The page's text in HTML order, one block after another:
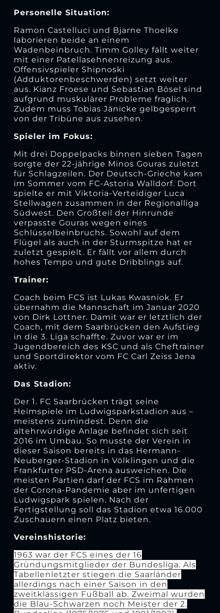
Personelle Situation:
Ramon Castelluci und Bjarne Thoelke
laborieren beide an einem
Wadenbeinbruch. Timm Golley fällt weiter
mit einer Patellasehnenreizung aus.
Offensivspieler Shipnoski
(Adduktorenbeschwerden) setzt weiter
aus. Kianz Froese und Sebastian Bösel sind
aufgrund muskulärer Probleme fraglich.
Zudem muss Tobias Jänicke gelbgesperrt
von der Tribüne aus zusehen.
Spieler im Fokus:
Mit drei Doppelpacks binnen sieben Tagen
sorgte der 22-jährige Minos Gouras zuletzt
für Schlagzeilen. Der Deutsch-Grieche kam
im Sommer vom FC-Astoria Walldorf. Dort
spielte er mit Viktoria-Verteidiger Luca
Stellwagen zusammen in der Regionalliga
Südwest. Den Großteil der Hinrunde
verpasste Gouras wegen eines
Schlüsselbeinbruchs. Sowohl auf dem
Flügel als auch in der Sturmspitze hat er
zuletzt gespielt. Er fällt vor allem durch
hohes Tempo und gute Dribblings auf.
Trainer:
Coach beim FCS ist Lukas Kwasniok. Er
übernahm die Mannschaft im Januar 2020
von Dirk Lottner. Damit war er letztlich der
Coach, mit dem Saarbrücken den Aufstieg
in die 3. Liga schaffte. Zuvor war er im
Jugendbereich des KSC und als Cheftrainer
und Sportdirektor vom FC Carl Zeiss Jena
aktiv.
Das Stadion:
Der 1. FC Saarbrücken trägt seine
Heimspiele im Ludwigsparkstadion aus –
meistens zumindest. Denn die
altehrwürdige Anlage befindet sich seit
2016 im Umbau. So musste der Verein in
dieser Saison bereits in das Hermann-
Neuberger-Stadion in Völklingen und die
Frankfurter PSD-Arena ausweichen. Die
meisten Partien darf der FCS im Rahmen
der Corona-Pandemie aber im unfertigen
Ludwigspark spielen. Nach der
Fertigstellung soll das Stadion etwa 16.000
Zuschauern einen Platz bieten.
Vereinshistorie:
1963 war der FCS eines der 16
Gründungsmitglieder der Bundesliga. Als
Tabellenletzter stiegen die Saarländer
allerdings nach einer Saison in den
zweitklassigen Fußball ab. Zweimal wurden
die Blau-Schwarzen noch Meister der 2.